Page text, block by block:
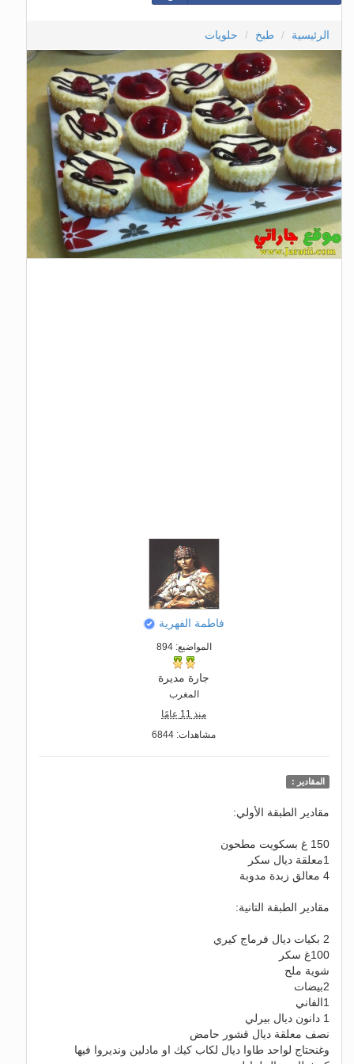
الرئيسية طبخ حلويات
فاطمة الفهرية
المواضيع: 894
جارة مديرة
المغرب
منذ 11 عامًا
مشاهدات: 6844
المقادير :
مقادير الطبقة الأولي:
150 غ بسكويت مطحون
1معلقة ديال سكر
4 معالق زبدة مدوبة
مقادير الطبقة التانية:
2 بكيات ديال فرماج كيري
100غ سكر
شوية ملح
2بيضات
1الفاني
1 دانون ديال بيرلي
نصف معلقة ديال قشور حامض
وغنحتاج لواحد طاوا ديال لكاب كيك او مادلين ونديروا فيها